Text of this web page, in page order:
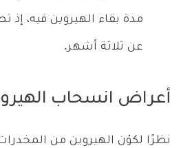
مدة بقاء الهيروين فيه، إذ
عن ثلاثة أشهر.
أعراض انسحاب
نظرًا لكوْن الهيروين من